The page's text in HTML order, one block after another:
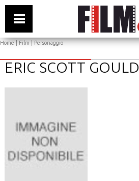
Home|Film| Personaggio
ERIC SCOTT GOULD